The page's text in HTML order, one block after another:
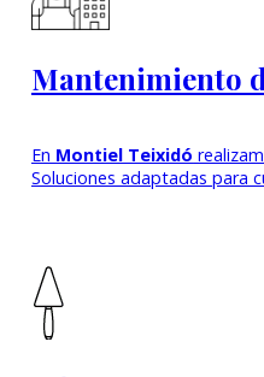
Mantenimiento
En Montiel Teixidó
Soluciones adaptadas para